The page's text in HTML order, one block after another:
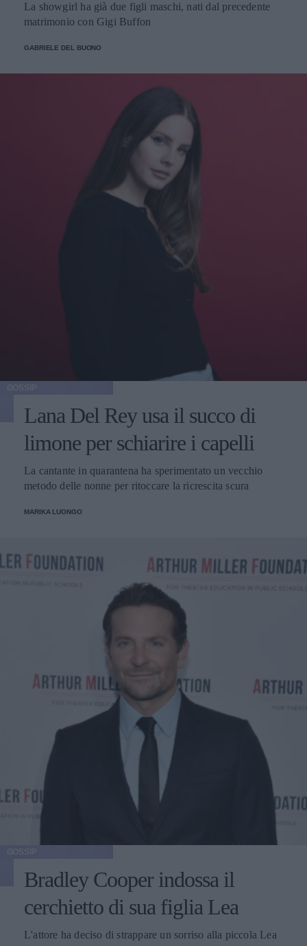
La showgirl ha già due figli maschi, nati dal precedente
matrimonio con Gigi Buffon
GABRIELE DEL BUONO
Lana Del Rey usa il succo di
limone per schiarire i capelli
La cantante in quarantena ha sperimentato un vecchio
metodo delle nonne per ritoccare la ricrescita scura
MARIKA LUONGO
Bradley Cooper indossa il
cerchietto di sua figlia Lea
L'attore ha deciso di strappare un sorriso alla piccola Lea